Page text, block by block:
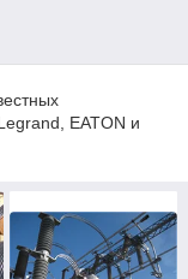
EATON и